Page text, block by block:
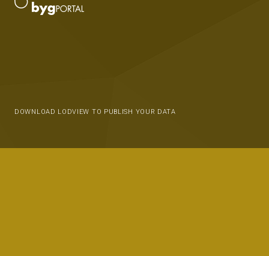
DOWNLOAD LODVIEW TO PUBLISH YOUR DATA